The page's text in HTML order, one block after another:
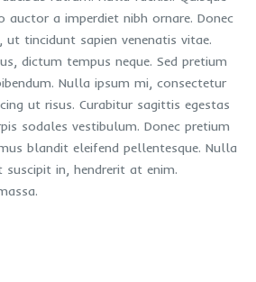
auctor a imperdiet nibh ornare. Donec
tincidunt sapien venenatis vitae.
dictum tempus neque. Sed pretium
Nulla ipsum mi, consectetur
ut risus. Curabitur sagittis egestas
sodales vestibulum. Donec pretium
blandit eleifend pellentesque. Nulla
suscipit in, hendrerit at enim.